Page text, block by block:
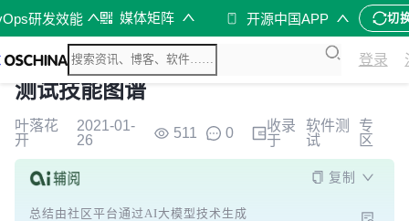
研发效能 媒体矩阵 开源中国APP 切
登录
测试技能图谱
叶落花
开
2021-01-
26
511 0
收录
于
软件测
试
专
区
复制
总结由社区平台通过AI大模型技术生成